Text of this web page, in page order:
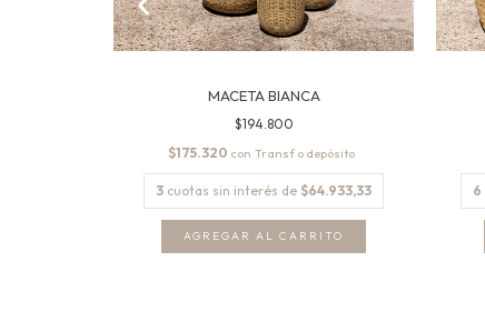
MACETA BIANCA
$194.800
$175.320 con
3 cuotas sin interés de $64.933,33
AGREGAR AL CARRITO
6